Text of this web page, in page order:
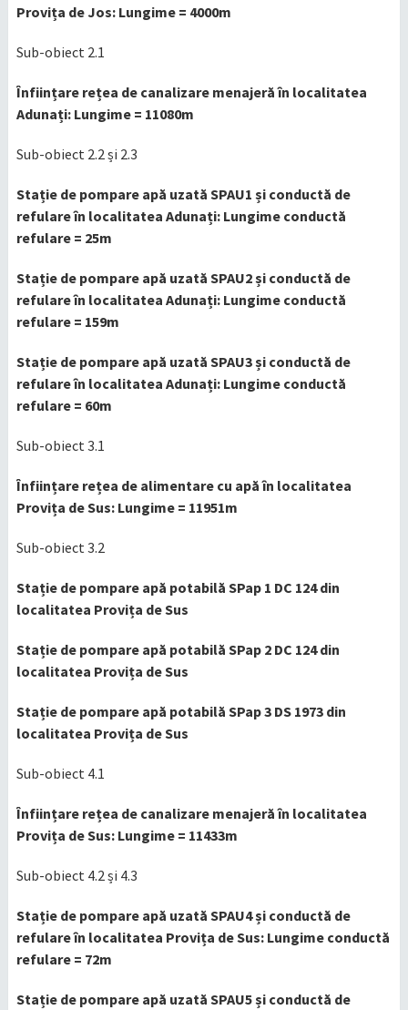
Provița de Jos: Lungime = 4000m
Sub-obiect 2.1
Înființare rețea de canalizare menajeră în localitatea
Adunați: Lungime = 11080m
Sub-obiect 2.2 și 2.3
Stație de pompare apă uzată SPAU1 și conductă de
refulare în localitatea Adunați: Lungime conductă
refulare = 25m
Stație de pompare apă uzată SPAU2 și conductă de
refulare în localitatea Adunați: Lungime conductă
refulare = 159m
Stație de pompare apă uzată SPAU3 și conductă de
refulare în localitatea Adunați: Lungime conductă
refulare = 60m
Sub-obiect 3.1
Înființare rețea de alimentare cu apă în localitatea
Provița de Sus: Lungime = 11951m
Sub-obiect 3.2
Stație de pompare apă potabilă SPap 1 DC 124 din
localitatea Provița de Sus
Stație de pompare apă potabilă SPap 2 DC 124 din
localitatea Provița de Sus
Stație de pompare apă potabilă SPap 3 DS 1973 din
localitatea Provița de Sus
Sub-obiect 4.1
Înființare rețea de canalizare menajeră în localitatea
Provița de Sus: Lungime = 11433m
Sub-obiect 4.2 și 4.3
Stație de pompare apă uzată SPAU4 și conductă de
refulare în localitatea Provița de Sus: Lungime conductă
refulare = 72m
Stație de pompare apă uzată SPAU5 și conductă de